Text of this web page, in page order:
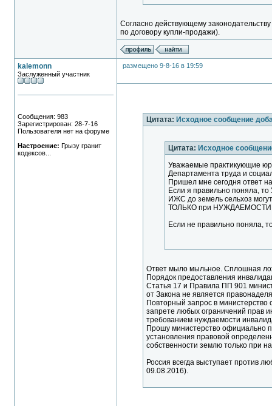
Согласно действующему
по договору купли-продажи).
kalemonn
Заслуженный участник
Сообщения: 983
Зарегистрирован: 28-7-16
Пользователя нет на форуме
Настроение: Грызу гранит
кодексов...
размещено 9-8-16 в 19:59
Цитата: Исходное сообщение
Цитата: Исходное
Уважаемые практикующие
Департамента труда и
Пришел мне сегодня ответ
Если я правильно
ИЖС до земель сельхоз
ТОЛЬКО при НУЖДАЕМОСТИ
Если не правильно поняла,
Ответ мыло мыльное. Сплошная
Порядок предоставления
Статья 17 и Правила ПП 901
от Закона не является
Повторный запрос в
запрете любых ограничений прав
требованием нуждаемости
Прошу министерство официально
установления правовой
собственности землю только при
Россия всегда выступает против
09.08.2016).